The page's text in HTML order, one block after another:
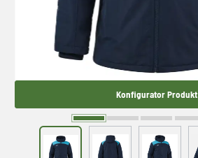
Konfigurator Produkt